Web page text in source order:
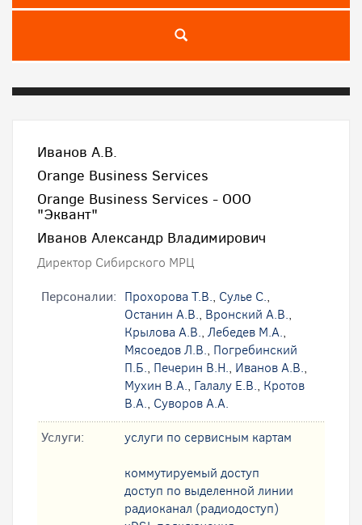
Иванов А.В.
Orange Business Services
Orange Business Services - ООО
"Эквант"
Иванов Александр Владимирович
Директор Сибирского МРЦ
Персоналии: Прохорова Т.В., Сулье С.,
Останин А.В., Вронский А.В.,
Крылова А.В., Лебедев М.А.,
Мясоедов Л.В., Погребинский
П.Б., Печерин В.Н., Иванов А.В.,
Мухин В.А., Галалу Е.В., Кротов
В.А., Суворов А.А.
Услуги:
услуги по сервисным картам
коммутируемый доступ
доступ по выделенной линии
радиоканал (радиодоступ)